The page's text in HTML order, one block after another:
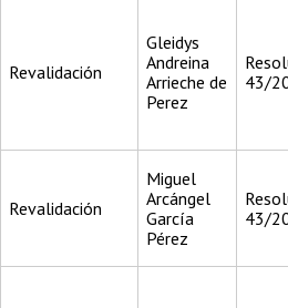
Revalidación
Gleidys
Andreina
Arrieche de
Perez
43/
Revalidación
Miguel
Arcángel
García
Pérez
43/